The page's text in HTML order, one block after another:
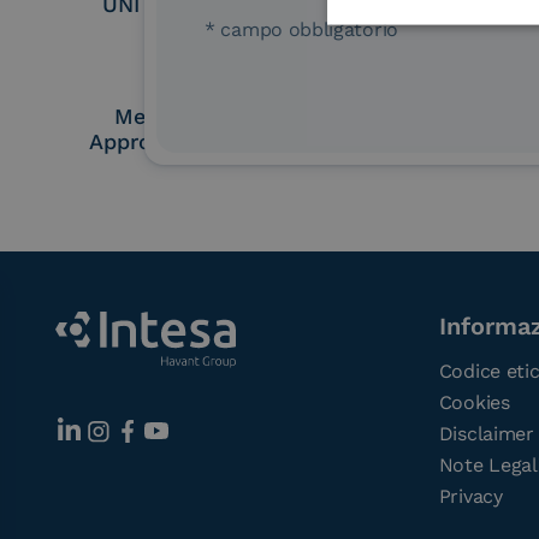
Membro Adobe
Approved Trust List
* campo obbligatorio
Codice
Cookies
Disclaimer
Note
Privacy